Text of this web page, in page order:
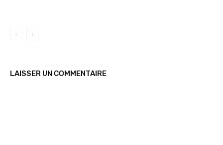
LAISSER UN COMMENTAIRE